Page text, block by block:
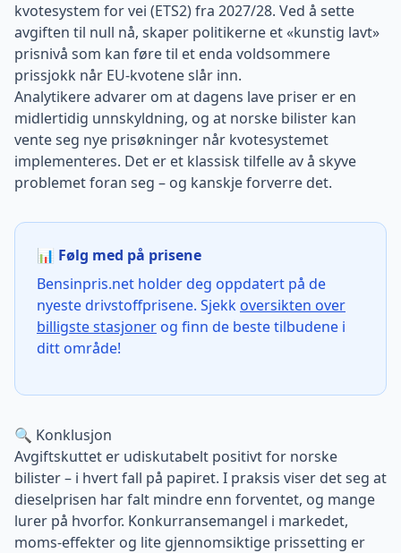
kvotesystem for vei (ETS2) fra 2027/28. Ved å sette
avgiften til null nå, skaper politikerne et «kunstig lavt»
prisnivå som kan føre til et enda voldsommere
prissjokk når EU-kvotene slår inn.
Analytikere advarer om at dagens lave priser er en
midlertidig unnskyldning, og at norske bilister kan
vente seg nye prisøkninger når kvotesystemet
implementeres. Det er et klassisk tilfelle av å skyve
problemet foran seg – og kanskje forverre det.
📊 Følg med på prisene
Bensinpris.net holder deg oppdatert på de
nyeste drivstoffprisene. Sjekk oversikten over
billigste stasjoner og finn de beste tilbudene i
ditt område!
🔍 Konklusjon
Avgiftskuttet er udiskutabelt positivt for norske
bilister – i hvert fall på papiret. I praksis viser det seg at
dieselprisen har falt mindre enn forventet, og mange
lurer på hvorfor. Konkurransemangel i markedet,
moms-effekter og lite gjennomsiktige prissetting er